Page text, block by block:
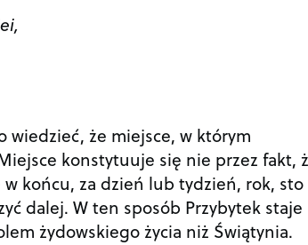
wiedzieć, że miejsce, w którym
konstytuuje się nie przez fakt,
końcu, za dzień lub tydzień, rok, sto
dalej. W ten sposób Przybytek staje
żydowskiego życia niż Świątynia.